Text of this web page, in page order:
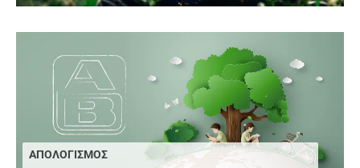
ΑΠΟΛΟΓΙΣΜΟΣ